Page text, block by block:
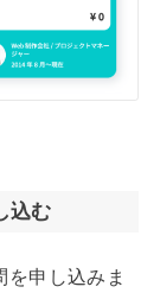
込む
申し込みま